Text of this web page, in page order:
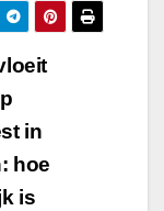
in
hoe
is